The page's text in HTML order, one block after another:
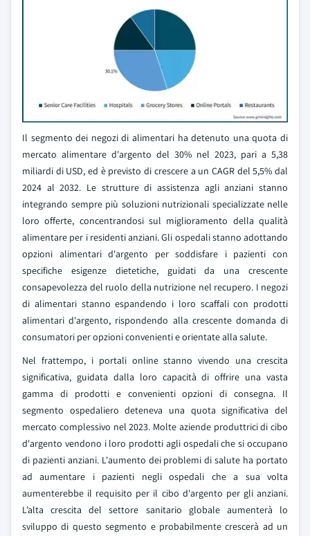
Il segmento dei negozi di alimentari ha detenuto una quota di
mercato alimentare d'argento del 30% nel 2023, pari a 5,38
miliardi di USD, ed è previsto di crescere a un CAGR del 5,5% dal
2024 al 2032. Le strutture di assistenza agli anziani stanno
integrando sempre più soluzioni nutrizionali specializzate nelle
loro offerte, concentrandosi sul miglioramento della qualità
alimentare per i residenti anziani. Gli ospedali stanno adottando
opzioni alimentari d'argento per soddisfare i pazienti con
specifiche esigenze dietetiche, guidati da una crescente
consapevolezza del ruolo della nutrizione nel recupero. I negozi
di alimentari stanno espandendo i loro scaffali con prodotti
alimentari d'argento, rispondendo alla crescente domanda di
consumatori per opzioni convenienti e orientate alla salute.
Nel frattempo, i portali online stanno vivendo una crescita
significativa, guidata dalla loro capacità di offrire una vasta
gamma di prodotti e convenienti opzioni di consegna. Il
segmento ospedaliero deteneva una quota significativa del
mercato complessivo nel 2023. Molte aziende produttrici di cibo
d'argento vendono i loro prodotti agli ospedali che si occupano
di pazienti anziani. L'aumento dei problemi di salute ha portato
ad aumentare i pazienti negli ospedali che a sua volta
aumenterebbe il requisito per il cibo d'argento per gli anziani.
L’alta crescita del settore sanitario globale aumenterà lo
sviluppo di questo segmento e probabilmente crescerà ad un